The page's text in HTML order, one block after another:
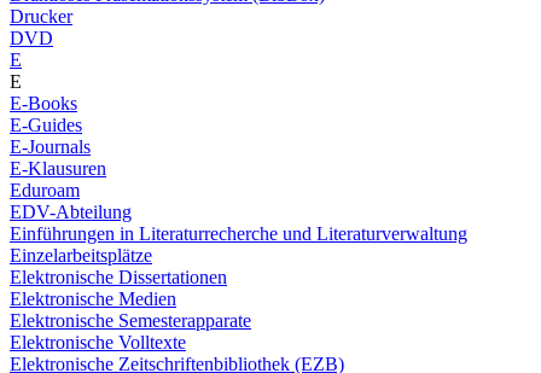
Drucker
DVD
E
E
E-Books
E-Guides
E-Journals
E-Klausuren
Eduroam
EDV-Abteilung
Einführungen in Literaturrecherche und Literaturverwaltung
Einzelarbeitsplätze
Elektronische Dissertationen
Elektronische Medien
Elektronische Semesterapparate
Elektronische Volltexte
Elektronische Zeitschriftenbibliothek (EZB)